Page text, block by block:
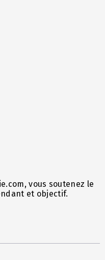
vous soutenez le
et objectif.